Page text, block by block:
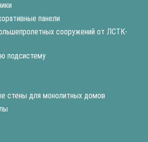
панели
сооружений от ЛСТК-
подсистему
стены для монолитных домов